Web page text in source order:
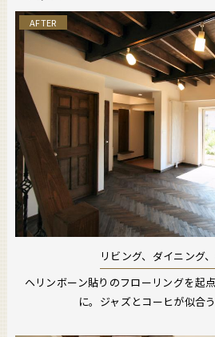
AFTER
リビング、ダイニング
ヘリンボーン貼りのフローリングを起
に。ジャズとコーヒが似合